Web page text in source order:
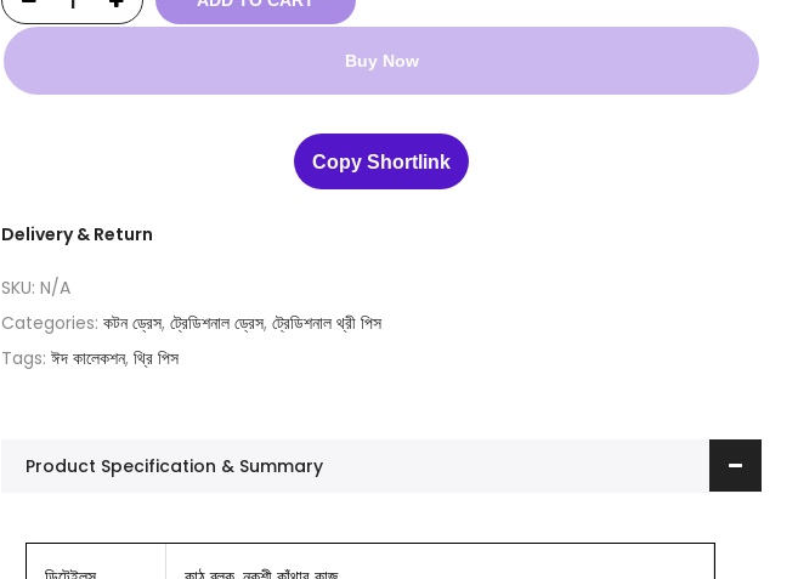
Buy Now
Copy Shortlink
Delivery & Return
SKU: N/A
Categories: কটন ড্রেস, ট্রেডিশনাল ড্রেস, ট্রেডিশনাল থ্রী পিস
Tags: ঈদ কালেকশন, থ্রি পিস
Product Specification & Summary